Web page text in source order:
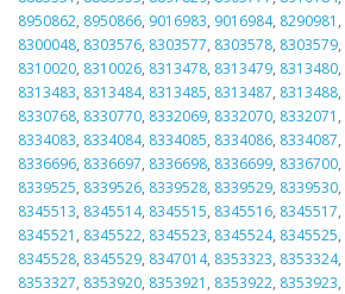
8950862, 8950866, 9016983, 9016984, 8290981 ,
8300048, 8303576, 8303577, 8303578, 8303579,
8310020, 8310026, 8313478, 8313479, 8313480,
8313483, 8313484, 8313485, 8313487, 8313488,
8330768, 8330770, 8332069, 8332070, 8332071 ,
8334083, 8334084, 8334085, 8334086, 8334087,
8336696, 8336697, 8336698, 8336699, 8336700,
8339525, 8339526, 8339528, 8339529, 8339530,
8345513, 8345514, 8345515, 8345516, 8345517,
8345521 , 8345522, 8345523, 8345524, 8345525,
8345528, 8345529, 8347014, 8353323, 8353324,
8353327, 8353920, 8353921 , 8353922, 8353923,